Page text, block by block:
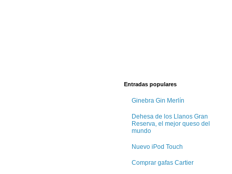
Entradas populares
Ginebra Gin Merlín
Dehesa de los Llanos Gran
Reserva, el mejor queso del
mundo
Nuevo iPod Touch
Comprar gafas Cartier